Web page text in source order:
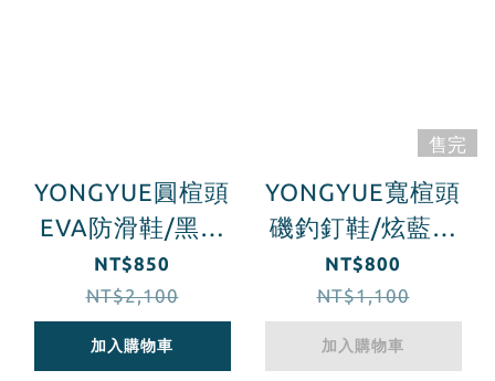
YONGYUE圓楦頭
EVA防滑鞋/黑灰
迷彩
NT$850
NT$2,100
加入購物車
售完
YONGYUE寬楦頭
磯釣釘鞋/炫藍迷
彩
NT$800
NT$1,100
加入購物車